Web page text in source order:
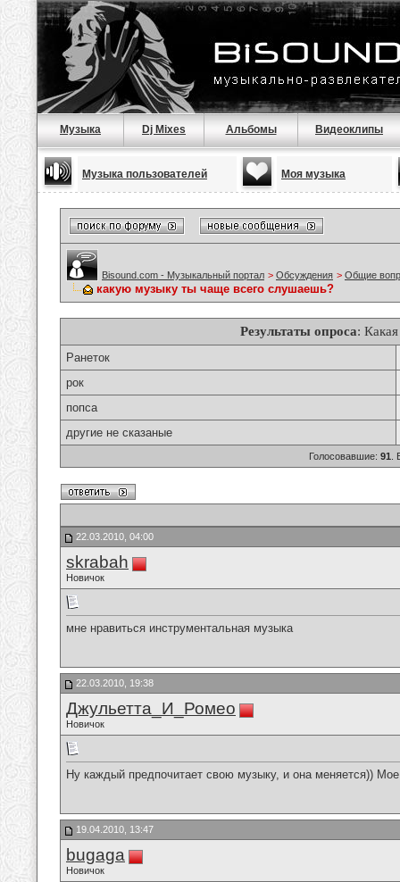
Музыка Dj Mixes Альбомы Видеоклипы
Музыка пользователей Моя музыка
Bisound.com - Музыкальный портал > Обсуждения > Общие
какую музыку ты чаще всего слушаешь?
Результаты опроса:
Ранеток
рок
попса
другие не сказаные
Голосовавшие: 91 .
22.03.2010, 04:00
skrabah
Новичок
мне нравиться инструментальная музыка
22.03.2010, 19:38
Джульетта_И_Ромео
Новичок
Ну каждый предпочитает свою музыку, и она меняется))
19.04.2010, 13:47
bugaga
Новичок